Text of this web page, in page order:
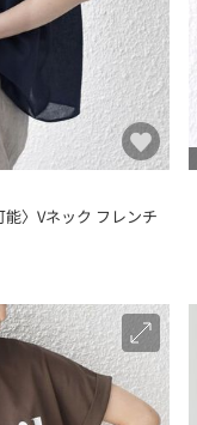
〉Vネック フレンチ